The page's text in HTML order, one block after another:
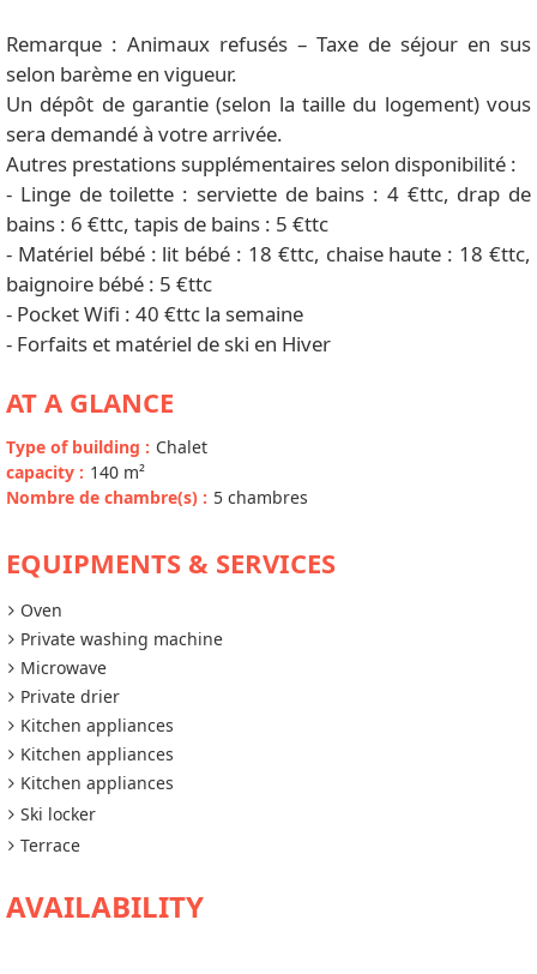
Remarque : Animaux refusés – Taxe de séjour en sus
selon barème en vigueur.
Un dépôt de garantie (selon la taille du logement) vous
sera demandé à votre arrivée.
Autres prestations supplémentaires selon disponibilité :
- Linge de toilette : serviette de bains : 4 €ttc, drap de
bains : 6 €ttc, tapis de bains : 5 €ttc
- Matériel bébé : lit bébé : 18 €ttc, chaise haute : 18 €ttc,
baignoire bébé : 5 €ttc
- Pocket Wifi : 40 €ttc la semaine
- Forfaits et matériel de ski en Hiver
AT A GLANCE
Type of building : Chalet
capacity : 140 m²
Nombre de chambre(s) : 5 chambres
EQUIPMENTS & SERVICES
Oven
Private washing machine
Microwave
Private drier
Kitchen appliances
Kitchen appliances
Kitchen appliances
Ski locker
Terrace
AVAILABILITY